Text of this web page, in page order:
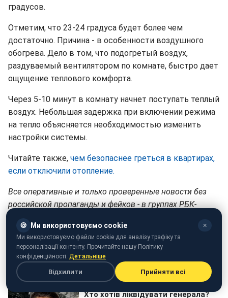
градусов.
Отметим, что 23-24 градуса будет более чем
достаточно. Причина - в особенности воздушного
обогрева. Дело в том, что подогретый воздух,
раздуваемый вентилятором по комнате, быстро дает
ощущение теплового комфорта.
Через 5-10 минут в комнату начнет поступать теплый
воздух. Небольшая задержка при включении режима
на тепло объясняется необходимостью изменить
настройки системы.
Читайте также, чем безопаснее греться в квартирах,
если отключили отопление.
Все оперативные и только проверенные новости без
российской пропаганды и фейков - в группах РБК-
Победа будет за нами! Слава Украине!
🍪 Ми використовуємо cookie ✕
Ми використовуємо файли cookie для аналізу трафіку та
персоналізації контенту. Прочитайте нашу Політику
конфіденційності. Детальніше
Відхилити Прийняти всі